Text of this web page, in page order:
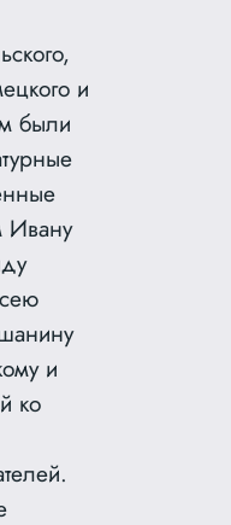
и
были
Ивану
и
ко